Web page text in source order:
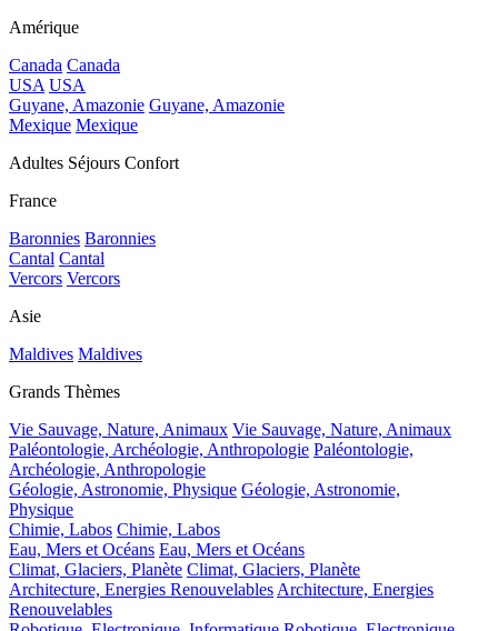
Amérique
Canada Canada
USA USA
Guyane, Amazonie Guyane, Amazonie
Mexique Mexique
Adultes Séjours Confort
France
Baronnies Baronnies
Cantal Cantal
Vercors Vercors
Asie
Maldives Maldives
Grands Thèmes
Vie Sauvage, Nature, Animaux Vie Sauvage, Nature, Animaux
Paléontologie, Archéologie, Anthropologie Paléontologie,
Archéologie, Anthropologie
Géologie, Astronomie, Physique Géologie, Astronomie,
Physique
Chimie, Labos Chimie, Labos
Eau, Mers et Océans Eau, Mers et Océans
Climat, Glaciers, Planète Climat, Glaciers, Planète
Architecture, Energies Renouvelables Architecture, Energies
Renouvelables